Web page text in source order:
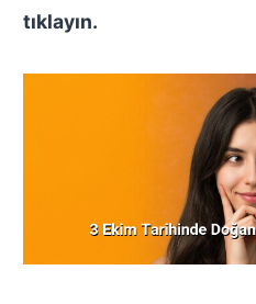
tıklayın.